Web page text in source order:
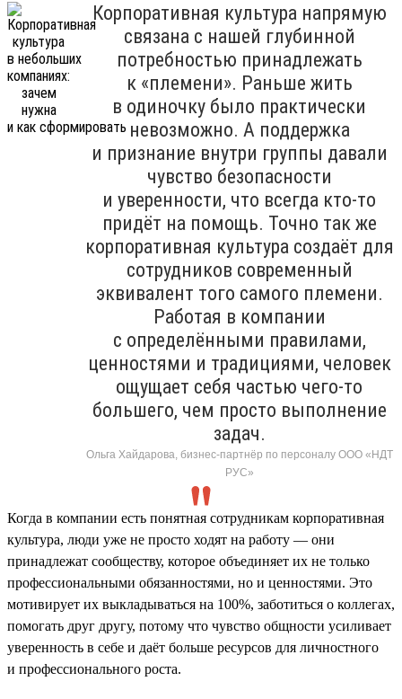
Корпоративная культура напрямую
связана с нашей глубинной
потребностью принадлежать
к «племени». Раньше жить
в одиночку было практически
невозможно. А поддержка
и признание внутри группы давали
чувство безопасности
и уверенности, что всегда кто-то
придёт на помощь. Точно так же
корпоративная культура создаёт для
сотрудников современный
эквивалент того самого племени.
Работая в компании
с определёнными правилами,
ценностями и традициями, человек
ощущает себя частью чего-то
большего, чем просто выполнение
задач.
Ольга Хайдарова, бизнес-партнёр по персоналу ООО «НДТ
РУС»
Когда в компании есть понятная сотрудникам корпоративная
культура, люди уже не просто ходят на работу — они
принадлежат сообществу, которое объединяет их не только
профессиональными обязанностями, но и ценностями. Это
мотивирует их выкладываться на 100%, заботиться о коллегах,
помогать друг другу, потому что чувство общности усиливает
уверенность в себе и даёт больше ресурсов для личностного
и профессионального роста.